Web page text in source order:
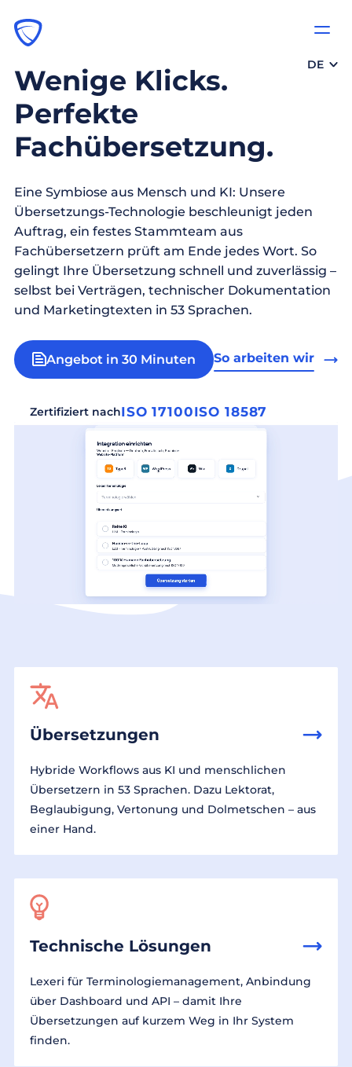
DE
Wenige Klicks.
Perfekte
Fachübersetzung.
Eine Symbiose aus Mensch und KI: Unsere
Übersetzungs-Technologie beschleunigt jeden
Auftrag, ein festes Stammteam aus
Fachübersetzern prüft am Ende jedes Wort. So
gelingt Ihre Übersetzung schnell und zuverlässig –
selbst bei Verträgen, technischer Dokumentation
und Marketingtexten in 53 Sprachen.
Angebot in 30 Minuten So arbeiten wir
Zertifiziert nachISO 17100ISO 18587
Übersetzungen
Hybride Workflows aus KI und menschlichen
Übersetzern in 53 Sprachen. Dazu Lektorat,
Beglaubigung, Vertonung und Dolmetschen – aus
einer Hand.
Technische Lösungen
Lexeri für Terminologiemanagement, Anbindung
über Dashboard und API – damit Ihre
Übersetzungen auf kurzem Weg in Ihr System
finden.